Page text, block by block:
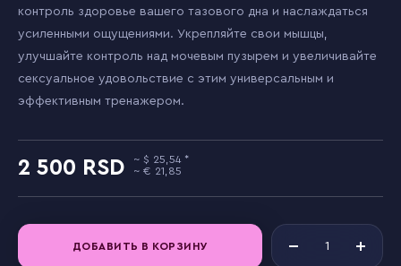
контроль здоровье вашего тазового дна и наслаждаться
усиленными ощущениями. Укрепляйте свои мышцы,
улучшайте контроль над мочевым пузырем и увеличивайте
сексуальное удовольствие с этим универсальным и
эффективным тренажером.
2 500
25,54
21,85
ДОБАВИТЬ В КОРЗИНУ